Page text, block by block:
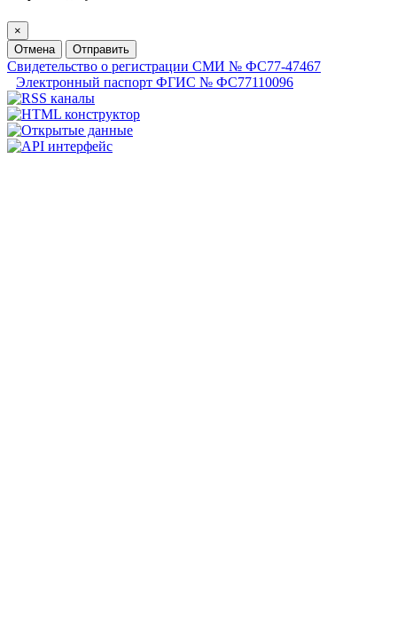
×
Отмена
Отправить
Свидетельство о регистрации СМИ № ФС77-47467
Электронный паспорт ФГИС № ФС77110096